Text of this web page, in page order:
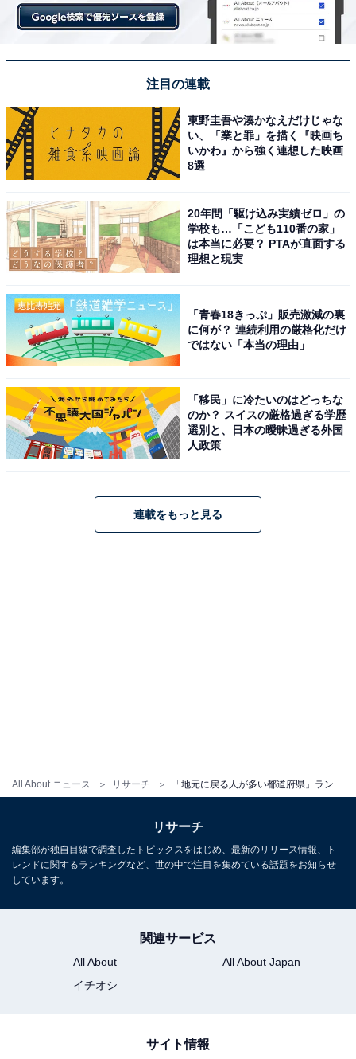
All About ニュース リサーチ
注目の連載
東野圭吾や湊かなえだけじゃな
い、「業と罪」を描く『映画ち
いかわ』から強く連想した映画
8選
20年間「駆け込み実績ゼロ」の
学校も…「こども110番の家」
は本当に必要？ PTAが直面する
理想と現実
「青春18きっぷ」販売激減の裏
に何が？ 連続利用の厳格化だけ
ではない「本当の理由」
「移民」に冷たいのはどっちな
のか？ スイスの厳格過ぎる学歴
選別と、日本の曖昧過ぎる外国
人政策
連載をもっと見る
リサーチ
編集部が独自目線で調査したトピックスをはじめ、最新のリリース情報、ト
レンドに関するランキングなど、世の中で注目を集めている話題をお知らせ
しています。
関連サービス
All About
All About Japan
イチオシ
サイト情報